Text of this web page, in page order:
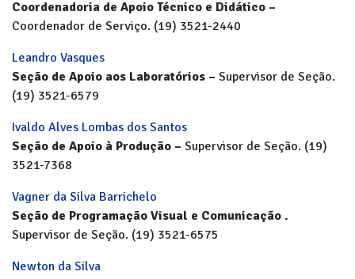
Coordenadoria de Apoio Técnico e Didático –
Coordenador de Serviço. (19) 3521-2440
Leandro Vasques
Seção de Apoio aos Laboratórios – Supervisor de Seção.
(19) 3521-6579
Ivaldo Alves Lombas dos Santos
Seção de Apoio à Produção – Supervisor de Seção. (19)
3521-7368
Vagner da Silva Barrichelo
Seção de Programação Visual e Comunicação .
Supervisor de Seção. (19) 3521-6575
Newton da Silva